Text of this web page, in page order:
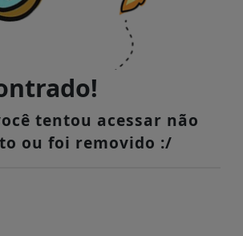
tentou acessar não
ou foi removido :/